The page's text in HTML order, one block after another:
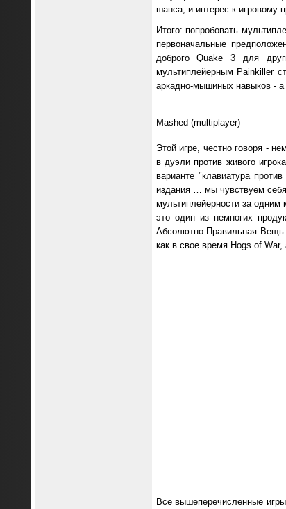
шанса, и интерес к игровому
Итого: попробовать
первоначальные
доброго Quake 3 для
мультиплейерным Painkiller
аркадно-мышиных навыков -
Mashed (multiplayer)
Этой игре, честно говоря -
в дуэли против живого
варианте "клавиатура
издания … мы чувствуем
мультиплейерности за одним
это один из немногих
Абсолютно Правильная Вещь.
как в свое время Hogs of
Все вышеперечисленные